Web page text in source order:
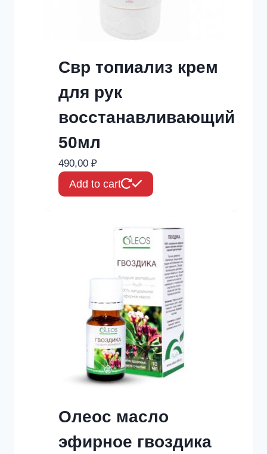
Свр топиализ крем
для рук
восстанавливающий
50мл
490,00 ₽
Add to cart
Олеос масло
эфирное гвоздика